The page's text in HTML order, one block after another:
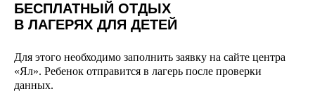
БЕСПЛАТНЫЙ ОТДЫХ
В ЛАГЕРЯХ ДЛЯ ДЕТЕЙ
Для этого необходимо заполнить заявку на сайте центра
«Ял». Ребенок отправится в лагерь после проверки
данных.